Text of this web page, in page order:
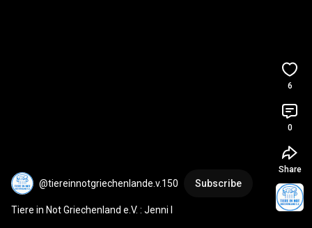
@tiereinnotgriechenlande.v.150 Subscribe
Tiere in Not Griechenland e.V. : Jenni I
6
0
Share